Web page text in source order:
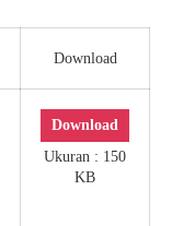
Download
Download
Ukuran : 150
KB